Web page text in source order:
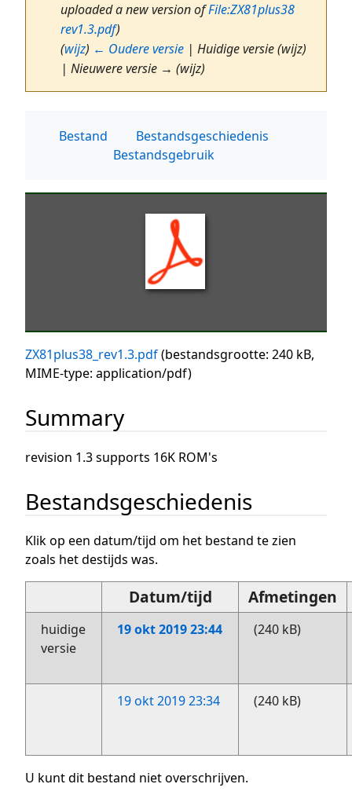
uploaded a new version ofFile:ZX81plus38
rev1.3.pdf)
(wijz) ← Oudere versie | Huidige versie (wijz)
| Nieuwere versie → (wijz)
Bestand
Bestandsgeschiedenis
Bestandsgebruik
ZX81plus38_rev1.3.pdf(bestandsgrootte: 240 kB,
MIME-type: application/pdf)
Summary
revision 1.3 supports 16K ROM's
Bestandsgeschiedenis
Klik op een datum/tijd om het bestand te zien
zoals het destijds was.
Datum/tijd Afmetingen
huidige
versie
19 okt 2019 23:44 (240 kB)
19 okt 2019 23:34 (240 kB)
U kunt dit bestand niet overschrijven.